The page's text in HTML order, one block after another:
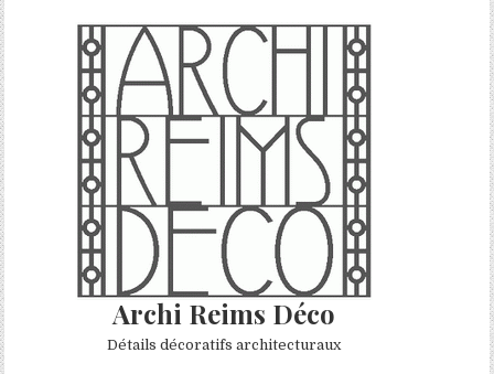
Skip to content
Archi Reims Déco
Détails décoratifs architecturaux